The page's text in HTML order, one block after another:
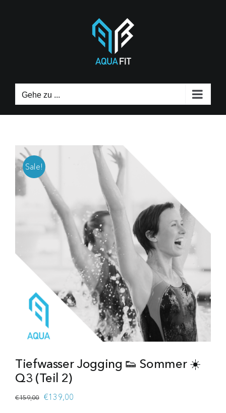
Gehe zu ...
Sale!
Tiefwasser Jogging 👟 Sommer ☀️
Q3 (Teil 2)
€159,00 Ursprünglicher
€139,00